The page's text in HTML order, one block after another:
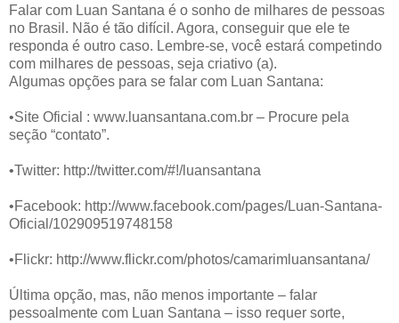
Falar com Luan Santana é o sonho de milhares de pessoas
no Brasil. Não é tão difícil. Agora, conseguir que ele te
responda é outro caso. Lembre-se, você estará competindo
com milhares de pessoas, seja criativo (a).
Algumas opções para se falar com Luan Santana:
•Site Oficial : www.luansantana.com.br – Procure pela
seção “contato”.
•Twitter: http://twitter.com/#!/luansantana
•Facebook: http://www.facebook.com/pages/Luan-Santana-
Oficial/102909519748158
•Flickr: http://www.flickr.com/photos/camarimluansantana/
Última opção, mas, não menos importante – falar
pessoalmente com Luan Santana – isso requer sorte,